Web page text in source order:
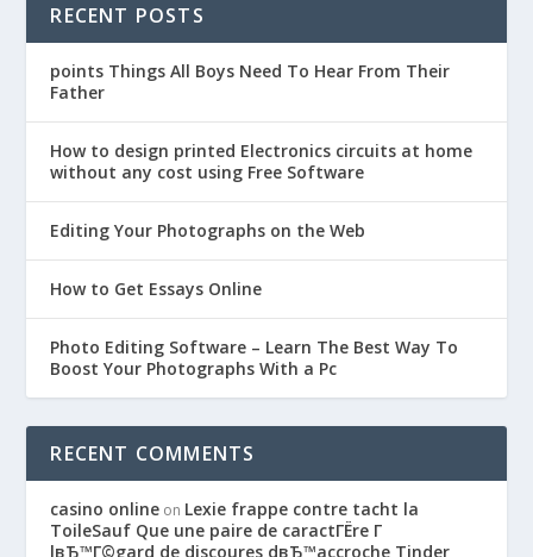
RECENT POSTS
points Things All Boys Need To Hear From Their
Father
How to design printed Electronics circuits at home
without any cost using Free Software
Editing Your Photographs on the Web
How to Get Essays Online
Photo Editing Software – Learn The Best Way To
Boost Your Photographs With a Pc
RECENT COMMENTS
casino online on Lexie frappe contre tacht la
ToileSauf Que une paire de caractГЁre Г
lвЂ™Г©gard de discoures dвЂ™accroche Tinder